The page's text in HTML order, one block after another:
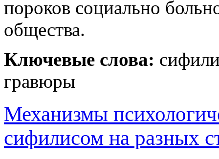
пороков социально
общества.
Ключевые слова:
гравюры
Механизмы
сифилисом на разных